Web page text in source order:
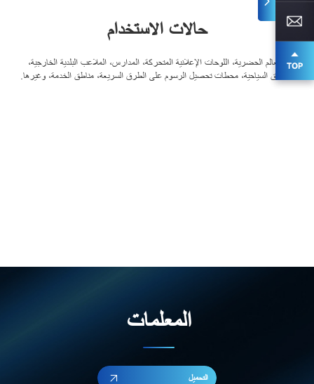
حالات الاستخدام
المعالم الحضرية، اللوحات الإعلانية المتحركة، المدارس، الملاعب البلدية الخارجية،
المناطق السياحية، محطات تحصيل الرسوم على الطرق السريعة، مناطق الخدمة، وغيرها.
المعلمات
التحميل